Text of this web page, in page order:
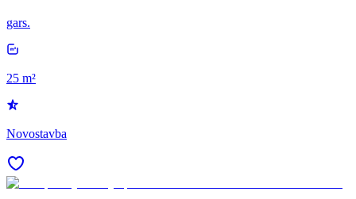
gars.
25 m²
Novostavba